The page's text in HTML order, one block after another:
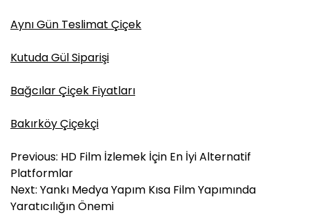
Aynı Gün Teslimat Çiçek
Kutuda Gül Siparişi
Bağcılar Çiçek Fiyatları
Bakırköy Çiçekçi
Y
a
z
ı
Previous: HD Film İzlemek İçin En İyi Alternatif
Platformlar
Next: Yankı Medya Yapım Kısa Film Yapımında
Yaratıcılığın Önemi